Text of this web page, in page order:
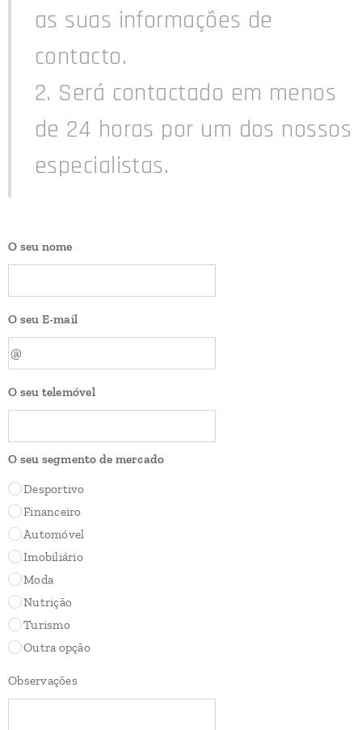
as suas informações de
contacto.
2. Será contactado em menos
de 24 horas por um dos nossos
especialistas.
O seu nome
O seu E-mail
O seu telemóvel
O seu segmento de mercado
Desportivo
Financeiro
Automóvel
Imobiliário
Moda
Nutrição
Turismo
Outra opção
Observações